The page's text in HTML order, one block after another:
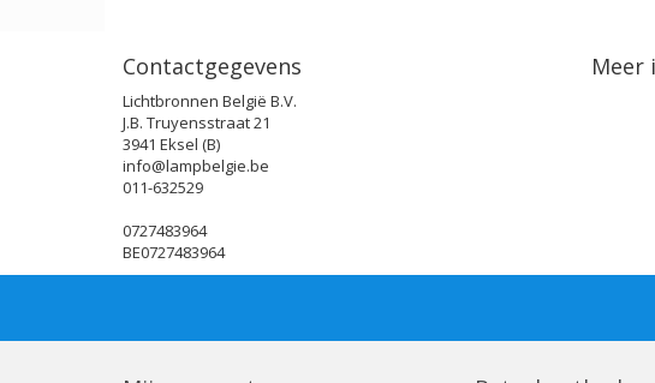
Contactgegevens
Lichtbronnen België B.V.
J.B. Truyensstraat 21
3941 Eksel (B)
info@lampbelgie.be
011-632529
0727483964
BE0727483964
Meer